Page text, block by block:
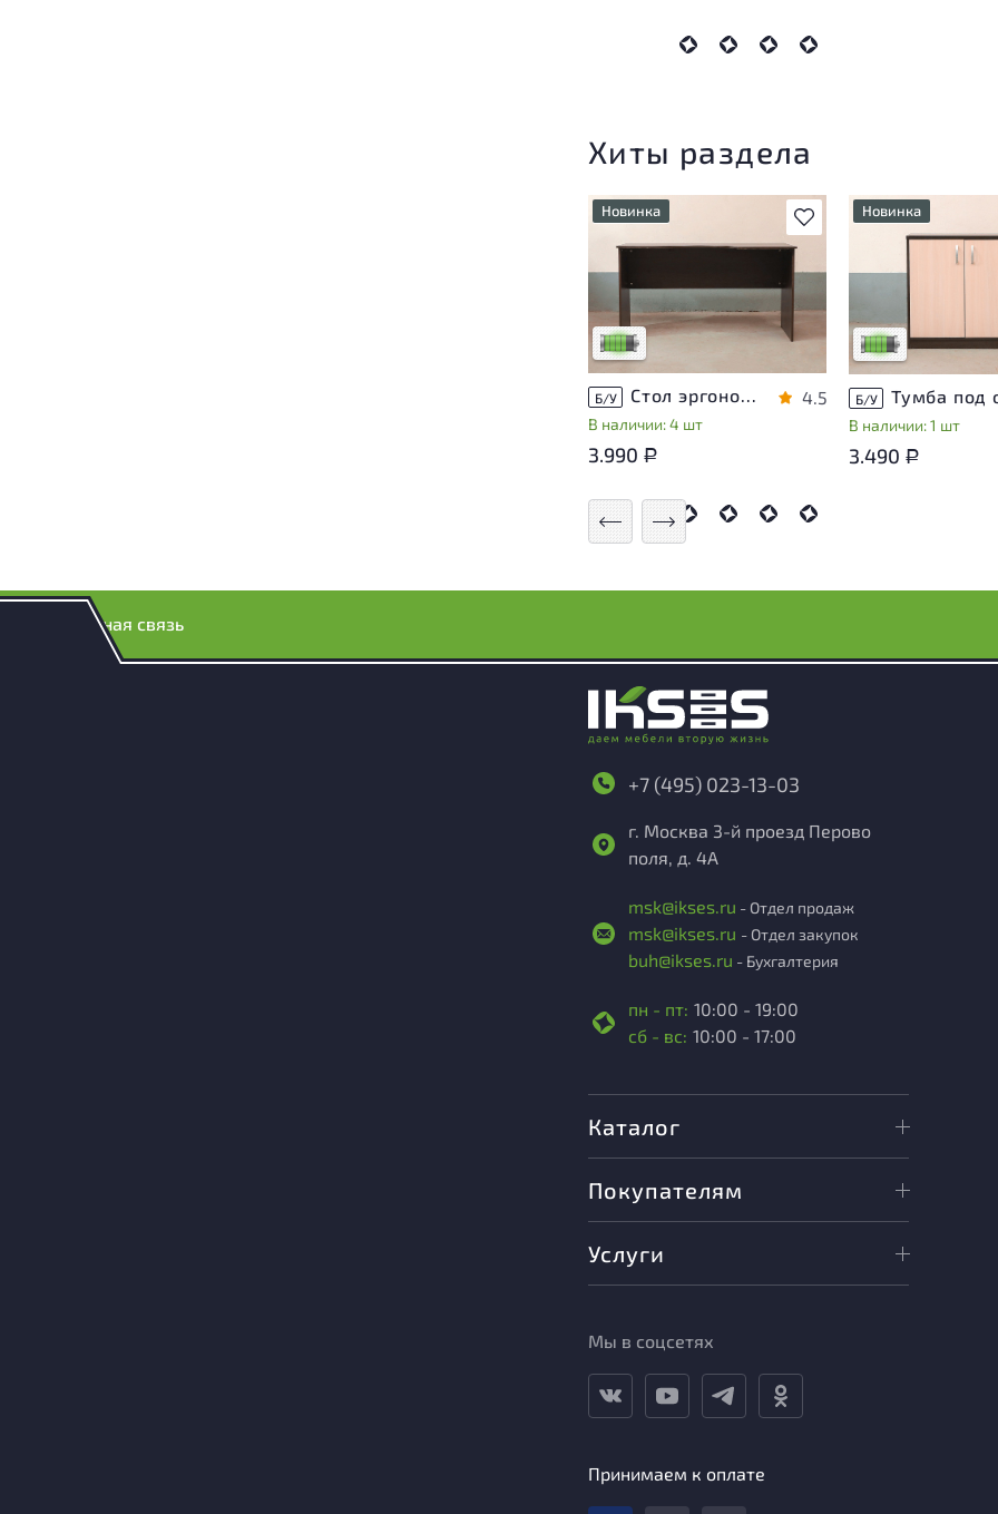
Хиты раздела
В избранное
Новинка
У товара присутствуют
незначительные следы
эксплуатации, не влияющие
на удобство его
использования
Низкая степень износа
Б/У Стол эргономичный ЛДСП Венге
В наличии: 4 шт
4.5
3.990 Р
Новинка
У товара
незначительные
эксплуатации, не
на удобство его
Низкая степень
Б/У
В наличии: 1 шт
3.490 Р
Обратная связь
+7 (495) 023-13-03
г. Москва 3-й проезд Перово
поля, д. 4А
msk@ikses.ru - Отдел продаж
msk@ikses.ru - Отдел закупок
buh@ikses.ru - Бухгалтерия
пн - пт: 10:00 - 19:00
сб - вс: 10:00 - 17:00
Каталог
Покупателям
Услуги
Мы в соцсетях
Принимаем к оплате